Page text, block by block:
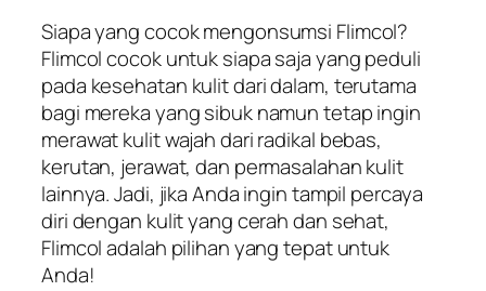
Siapa yang cocok mengonsumsi Flimcol?
Flimcol cocok untuk siapa saja yang peduli
pada kesehatan kulit dari dalam, terutama
bagi mereka yang sibuk namun tetap ingin
merawat kulit wajah dari radikal bebas,
kerutan, jerawat, dan permasalahan kulit
lainnya. Jadi, jika Anda ingin tampil percaya
diri dengan kulit yang cerah dan sehat,
Flimcol adalah pilihan yang tepat untuk
Anda!